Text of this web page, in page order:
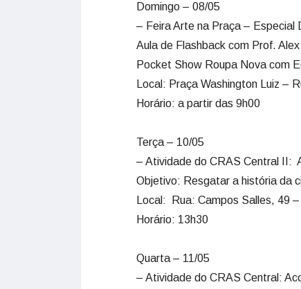
Domingo – 08/05
– Feira Arte na Praça – Especial
Aula de Flashback com Prof.
Pocket Show Roupa Nova com
Local: Praça Washington Luiz –
Horário: a partir das 9h00
Terça – 10/05
– Atividade do CRAS Central II:
Objetivo: Resgatar a história da
Local: Rua: Campos Salles, 49
Horário: 13h30
Quarta – 11/05
– Atividade do CRAS Central: